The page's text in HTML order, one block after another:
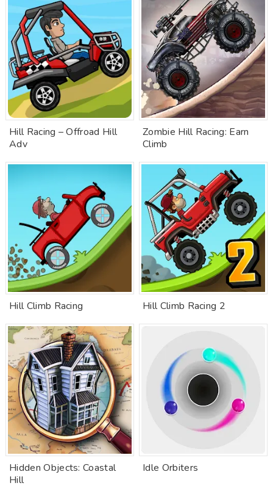
Hill Racing – Offroad Hill
Adv
Zombie Hill Racing: Earn
Climb
Hill Climb Racing Hill Climb Racing 2
Hidden Objects: Coastal
Hill
Idle Orbiters